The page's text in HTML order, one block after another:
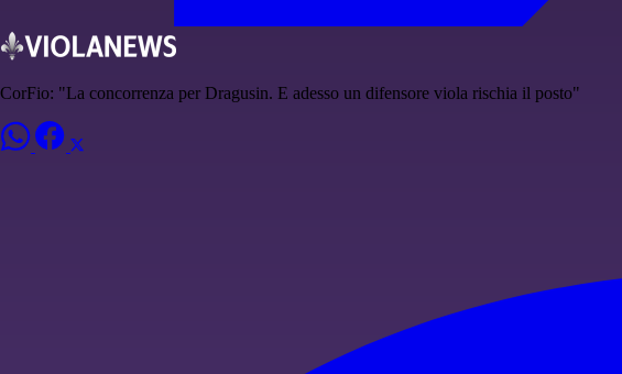
CorFio: "La concorrenza per Dragusin. E adesso un difensore viola rischia il posto"